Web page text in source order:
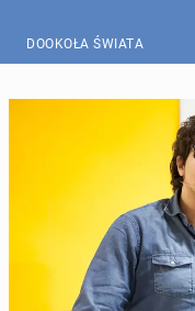
DOOKOŁA ŚWIATA